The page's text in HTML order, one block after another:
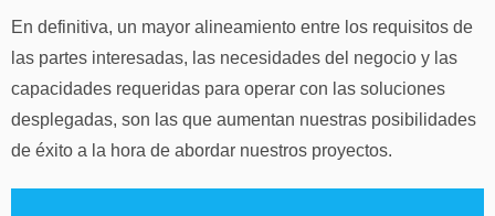
En definitiva, un mayor alineamiento entre los requisitos de
las partes interesadas, las necesidades del negocio y las
capacidades requeridas para operar con las soluciones
desplegadas, son las que aumentan nuestras posibilidades
de éxito a la hora de abordar nuestros proyectos.